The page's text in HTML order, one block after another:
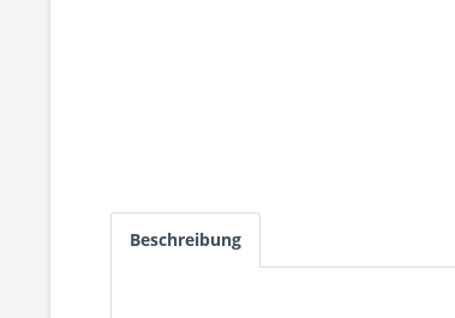
Beschreibung